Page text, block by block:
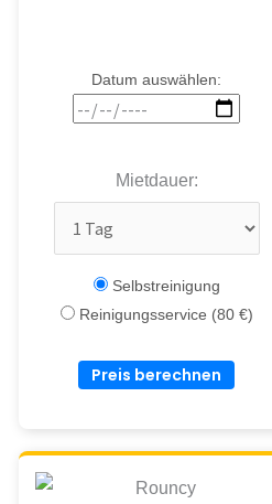
Datum auswählen:
Mietdauer:
Selbstreinigung
Reinigungsservice (80 €)
Preis berechnen